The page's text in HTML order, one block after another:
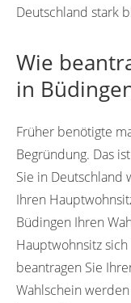
Deutschland stark
Wie
in
Früher benötigte
Begründung. Das
Sie in Deutschland
Ihren
Büdingen Ihren
Hauptwohnsitz
beantragen Sie
Wahlschein